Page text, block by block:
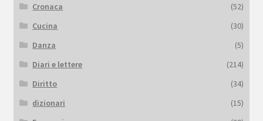
Cronaca
(52)
Cucina
(30)
Danza
(5)
Diari e lettere
(214)
Diritto
(34)
dizionari
(15)